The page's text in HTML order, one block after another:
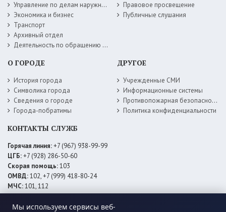
Мы используем сервисы веб-
Управление по делам наружной рекламы
Экономика и бизнес
Транспорт
Архивный отдел
Деятельность по обращению с животными без владельцев
Правовое просвещение
Публичные слушания
О ГОРОДЕ
История города
Символика города
Сведения о городе
Города-побратимы
ДРУГОЕ
Учрежденные СМИ
Информационные системы
Противопожарная безопасность
Политика конфиденциальности
КОНТАКТЫ СЛУЖБ
Горячая линия:+7 (967) 938-99-99
ЦГБ:+7 (928) 286-50-60
Скорая помощь:103
ОМВД:102, +7 (999) 418-80-24
МЧС:101, 112
ЕДДС:+7 (928) 576-09-83
Электросети:+7 (800) 220-02-20